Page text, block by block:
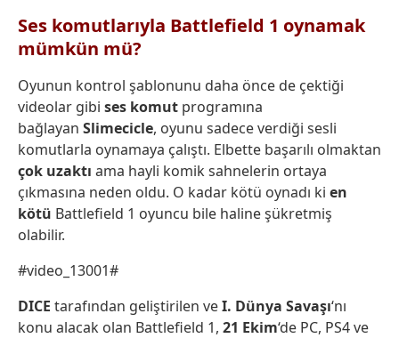
Ses komutlarıyla Battlefield 1 oynamak
mümkün mü?
Oyunun kontrol şablonunu daha önce de çektiği
videolar gibi ses komut programına
bağlayan Slimecicle, oyunu sadece verdiği sesli
komutlarla oynamaya çalıştı. Elbette başarılı olmaktan
çok uzaktı ama hayli komik sahnelerin ortaya
çıkmasına neden oldu. O kadar kötü oynadı ki en
kötü Battlefield 1 oyuncu bile haline şükretmiş
olabilir.
#video_13001#
DICE tarafından geliştirilen veI. Dünya Savaşı‘nı
konu alacak olan Battlefield 1, 21 Ekim‘de PC, PS4 ve